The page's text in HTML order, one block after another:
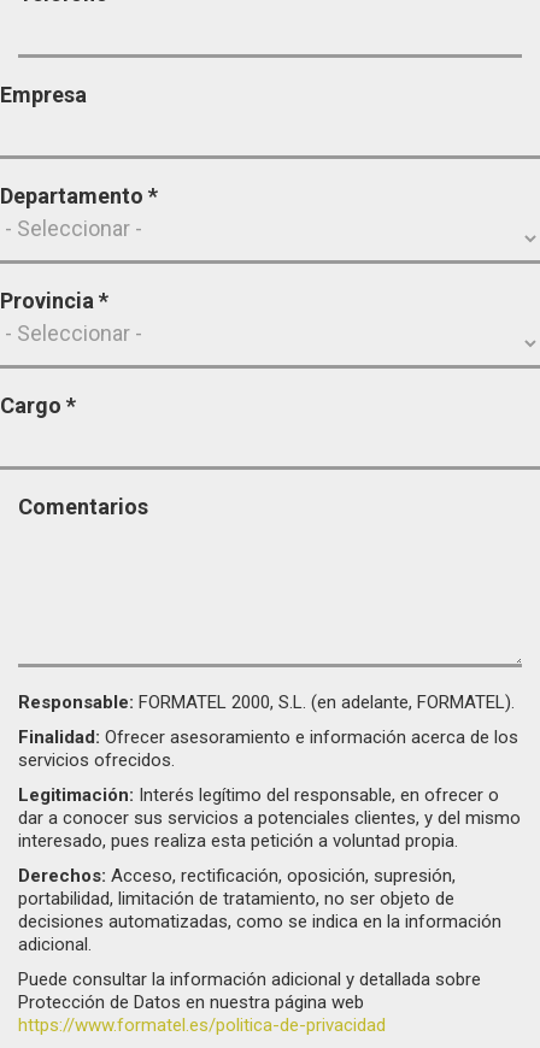
Empresa
Departamento *
Provincia *
Cargo *
Comentarios
Responsable: FORMATEL 2000, S.L. (en adelante, FORMATEL).
Finalidad: Ofrecer asesoramiento e información acerca de los
servicios ofrecidos.
Legitimación: Interés legítimo del responsable, en ofrecer o
dar a conocer sus servicios a potenciales clientes, y del mismo
interesado, pues realiza esta petición a voluntad propia.
Derechos: Acceso, rectificación, oposición, supresión,
portabilidad, limitación de tratamiento, no ser objeto de
decisiones automatizadas, como se indica en la información
adicional.
Puede consultar la información adicional y detallada sobre
Protección de Datos en nuestra página web
https://www.formatel.es/politica-de-privacidad